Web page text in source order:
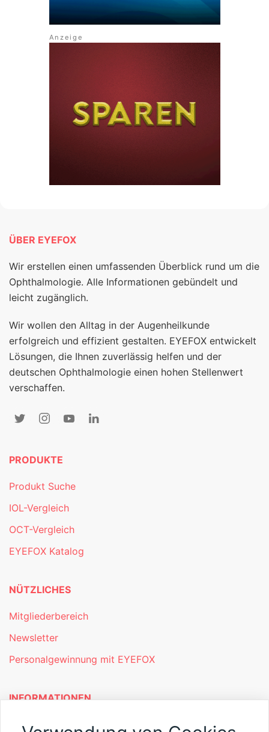
ÜBER EYEFOX
Wir erstellen einen umfassenden Überblick rund um die
Ophthalmologie. Alle Informationen gebündelt und
leicht zugänglich.
Wir wollen den Alltag in der Augenheilkunde
erfolgreich und effizient gestalten. EYEFOX entwickelt
Lösungen, die Ihnen zuverlässig helfen und der
deutschen Ophthalmologie einen hohen Stellenwert
verschaffen.
PRODUKTE
Produkt Suche
IOL-Vergleich
OCT-Vergleich
EYEFOX Katalog
NÜTZLICHES
Mitgliederbereich
Newsletter
Personalgewinnung mit EYEFOX
INFORMATIONEN
Was ist EYEFOX – Ihre Möglichkeiten